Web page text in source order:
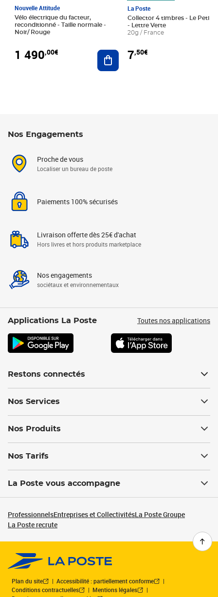
Nouvelle Attitude
Vélo électrique du facteur,
reconditionné - Taille normale -
Noir/ Rouge
1 490,00€ Ajouter au panier
La Poste
Collector 4 timbres - Le Petit
- Lettre Verte
20g / France
7,50€
Nos Engagements
Proche de vous
Localiser un bureau de poste
Paiements 100% sécurisés
Livraison offerte dès 25€ d'achat
Hors livres et hors produits marketplace
Nos engagements
sociétaux et environnementaux
Applications La Poste Toutes nos applications
Restons connectés
Nos Services
Nos Produits
Nos Tarifs
La Poste vous accompagne
ProfessionnelsEntreprises et CollectivitésLa Poste Groupe
La Poste recrute
Plan du site
Accessibilité : partiellement conforme
Conditions contractuelles
Mentions légales